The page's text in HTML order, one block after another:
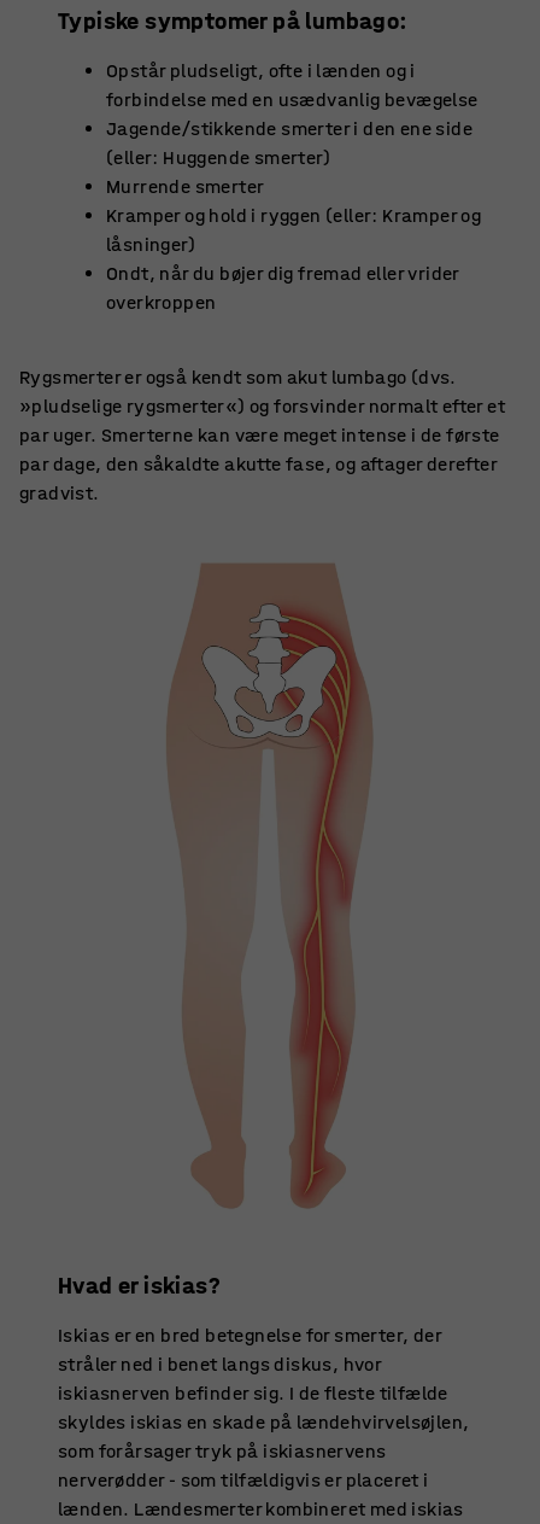
Typiske symptomer på lumbago:
Opstår pludseligt, ofte i lænden og i
forbindelse med en usædvanlig bevægelse
Jagende/stikkende smerter i den ene side
(eller: Huggende smerter)
Murrende smerter
Kramper og hold i ryggen (eller: Kramper og
låsninger)
Ondt, når du bøjer dig fremad eller vrider
overkroppen
Rygsmerter er også kendt som akut lumbago (dvs.
»pludselige rygsmerter«) og forsvinder normalt efter et
par uger. Smerterne kan være meget intense i de første
par dage, den såkaldte akutte fase, og aftager derefter
gradvist.
Hvad er iskias?
Iskias er en bred betegnelse for smerter, der
stråler ned i benet langs diskus, hvor
iskiasnerven befinder sig. I de fleste tilfælde
skyldes iskias en skade på lændehvirvelsøjlen,
som forårsager tryk på iskiasnervens
nerverødder - som tilfældigvis er placeret i
lænden. Lændesmerter kombineret med iskias